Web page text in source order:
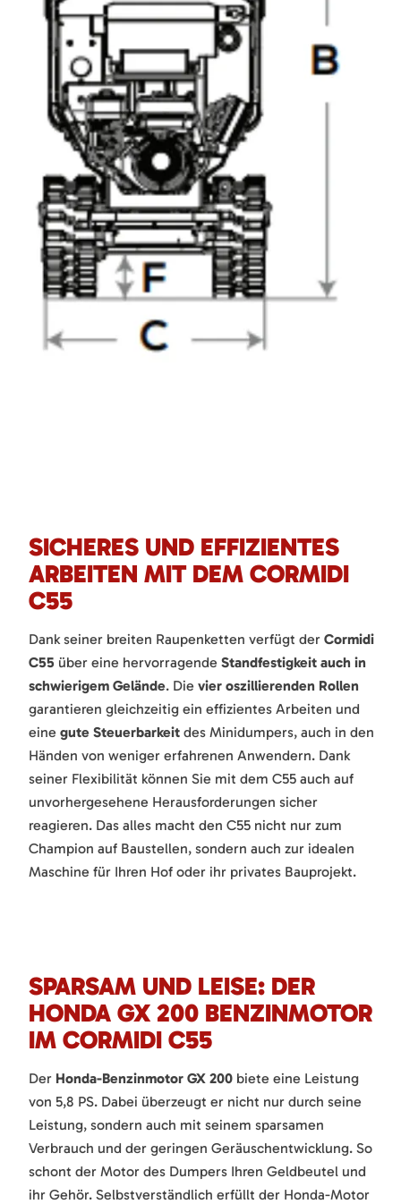
SICHERES UND EFFIZIENTES
ARBEITEN MIT DEM CORMIDI
C55
Dank seiner breiten Raupenketten verfügt der Cormidi
C55 über eine hervorragende Standfestigkeit auch in
schwierigem Gelände. Die vier oszillierenden Rollen
garantieren gleichzeitig ein effizientes Arbeiten und
eine gute Steuerbarkeit des Minidumpers, auch in den
Händen von weniger erfahrenen Anwendern. Dank
seiner Flexibilität können Sie mit dem C55 auch auf
unvorhergesehene Herausforderungen sicher
reagieren. Das alles macht den C55 nicht nur zum
Champion auf Baustellen, sondern auch zur idealen
Maschine für Ihren Hof oder ihr privates Bauprojekt.
SPARSAM UND LEISE: DER
HONDA GX 200 BENZINMOTOR
IM CORMIDI C55
Der Honda-Benzinmotor GX 200 biete eine Leistung
von 5,8 PS. Dabei überzeugt er nicht nur durch seine
Leistung, sondern auch mit seinem sparsamen
Verbrauch und der geringen Geräuschentwicklung. So
schont der Motor des Dumpers Ihren Geldbeutel und
ihr Gehör. Selbstverständlich erfüllt der Honda-Motor